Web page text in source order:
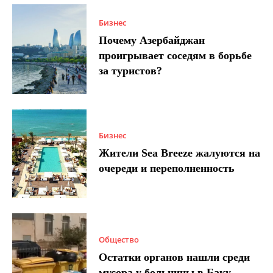
Бизнес
Почему Азербайджан
проигрывает соседям в борьбе
за туристов?
Бизнес
Жители Sea Breeze жалуются на
очереди и переполненность
Общество
Остатки органов нашли среди